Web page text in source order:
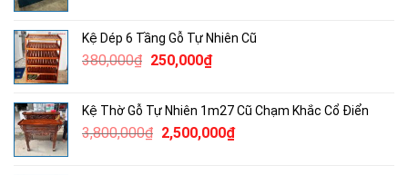
4,600,000₫.là:
Kệ Dép 6 Tầng Gỗ Tự Nhiên Cũ
380,000₫ Giá
380,000₫.
250,000₫Giá
là:
250,000₫.
Kệ Thờ Gỗ Tự Nhiên 1m27 Cũ Chạm Khắc Cổ Điển
3,800,000₫ Giá
2,500,000₫Giá